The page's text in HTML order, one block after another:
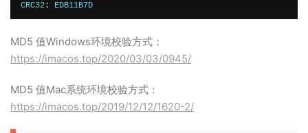
CRC32 : EDB11B7D
MD5 值Windows环境校验方式：
https://imacos.top/2020/03/03/0945/
MD5 值Mac系统环境校验方式：
https://imacos.top/2019/12/12/1620-2/